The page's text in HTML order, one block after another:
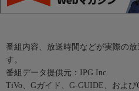
番組内容、放送時間などが実際の
す。
番組データ提供元：IPG Inc.
TiVo、Gガイド、G-GUIDE、およ